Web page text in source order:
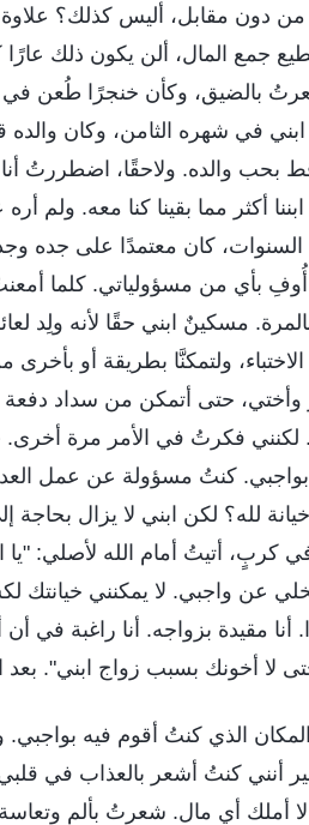
من دون مقابل، أليس كذلك؟ علاوة
جمع المال، ألن يكون ذلك
بالضيق، وكأن خنجرًا طُعن
ابني في شهره الثامن، وكان
بحب والده. ولاحقًا، اضطررتُ
ابننا أكثر مما بقينا كنا معه.
كان معتمدًا على جده
أُوفِ بأي من مسؤولياتي. كلما
مسكينٌ ابني حقًا لأنه ولِد
الاختباء، ولتمكنَّا بطريقة أو
وأختي، حتى أتمكن من سداد
لكنني فكرتُ في الأمر مرة أخرى.
بواجبي. كنتُ مسؤولة عن عمل
لله؟ لكن ابني لا يزال
كربٍ، أتيتُ أمام الله لأصلي: "يا
عن واجبي. لا يمكنني
مقيدة بزواجه. أنا راغبة في أن
لا أخونك بسبب زواج ابني". بعد
الذي كنتُ أقوم فيه
أنني كنتُ أشعر بالعذاب في
لا أملك أي مال. شعرتُ بألم